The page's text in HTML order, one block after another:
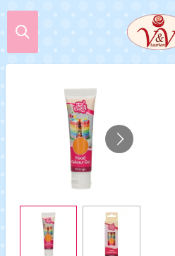
Ga
direct
de